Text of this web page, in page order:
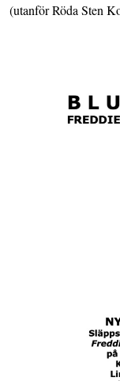
(utanför Röda Sten